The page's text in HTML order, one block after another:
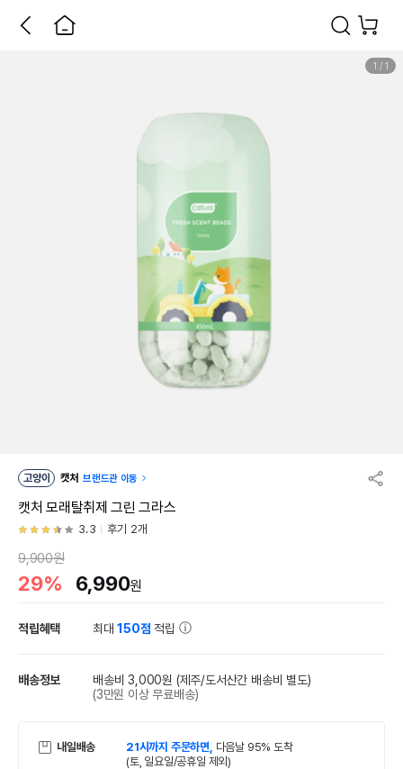
1 / 1
고양이 캣처 브랜드관 이동
캣처 모래탈취제 그린 그라스
3.3 후기 2개
9,900원
29% 6,990원
적립혜택 최대150점 적립
배송정보 배송비 3,000원 (제주/도서산간 배송비 별도)
(3만원 이상 무료배송)
내일배송 21시까지 주문하면, 다음날 95% 도착
(토, 일요일/공휴일 제외)